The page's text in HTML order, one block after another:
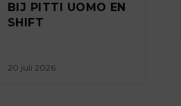
BIJ PITTI UOMO EN
SHIFT
20 juli 2026